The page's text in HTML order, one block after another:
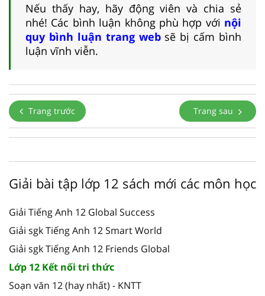
Nếu thấy hay, hãy động viên và chia sẻ
nhé! Các bình luận không phù hợp với nội
quy bình luận trang websẽ bị cấm bình
luận vĩnh viễn.
Trang trước Trang sau
Giải bài tập lớp 12 sách mới các môn học
Giải Tiếng Anh 12 Global Success
Giải sgk Tiếng Anh 12 Smart World
Giải sgk Tiếng Anh 12 Friends Global
Lớp 12 Kết nối tri thức
Soạn văn 12 (hay nhất) - KNTT